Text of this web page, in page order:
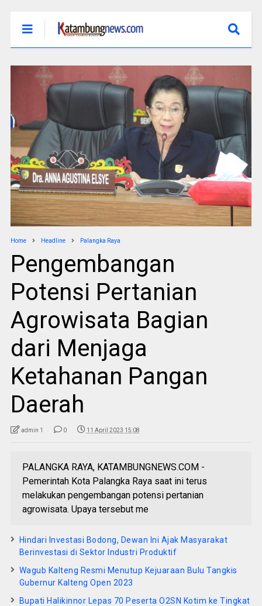
Home Headline Palangka Raya
Pengembangan
Potensi Pertanian
Agrowisata Bagian
dari Menjaga
Ketahanan Pangan
Daerah
admin 1 0 11 April 2023 15:08
PALANGKA RAYA, KATAMBUNGNEWS.COM -
Pemerintah Kota Palangka Raya saat ini terus
melakukan pengembangan potensi pertanian
agrowisata. Upaya tersebut me
Hindari Investasi Bodong, Dewan Ini Ajak Masyarakat
Berinvestasi di Sektor Industri Produktif
Wagub Kalteng Resmi Menutup Kejuaraan Bulu Tangkis
Gubernur Kalteng Open 2023
Bupati Halikinnor Lepas 70 Peserta O2SN Kotim ke Tingkat